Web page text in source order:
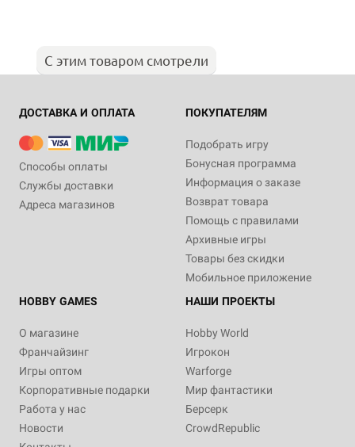
С этим товаром смотрели
ДОСТАВКА И ОПЛАТА
Способы оплаты
Службы доставки
Адреса магазинов
ПОКУПАТЕЛЯМ
Подобрать игру
Бонусная программа
Информация о заказе
Возврат товара
Помощь с правилами
Архивные игры
Товары без скидки
Мобильное приложение
HOBBY GAMES
О магазине
Франчайзинг
Игры оптом
Корпоративные подарки
Работа у нас
Новости
НАШИ ПРОЕКТЫ
Hobby World
Игрокон
Warforge
Мир фантастики
Берсерк
CrowdRepublic